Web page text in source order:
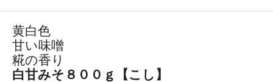
黄白色
甘い味噌
糀の香り
白甘みそ８００ｇ
【こし】